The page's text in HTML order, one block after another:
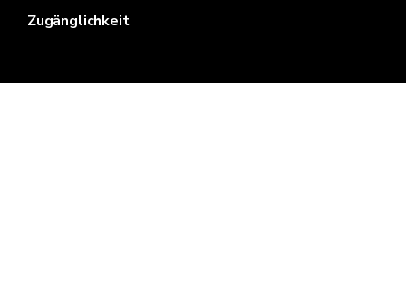
Zugänglichkeit